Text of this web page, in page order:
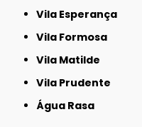
Vila Esperança
Vila Formosa
Vila Matilde
Vila Prudente
Água Rasa